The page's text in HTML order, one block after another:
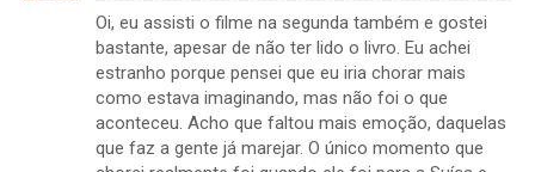
Oi, eu assisti o filme na segunda também e gostei
bastante, apesar de não ter lido o livro. Eu achei
estranho porque pensei que eu iria chorar mais
como estava imaginando, mas não foi o que
aconteceu. Acho que faltou mais emoção, daquelas
que faz a gente já marejar. O único momento que